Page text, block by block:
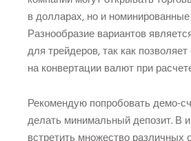
в долларах, но и
Разнообразие вариантов
для трейдеров, так как
на конвертации валют при
Рекомендую попробовать демо-
делать минимальный депозит. В
встретить множество различных